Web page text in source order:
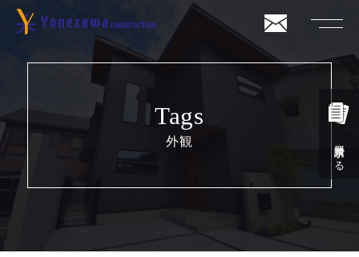
資料請求する
Tags
外観